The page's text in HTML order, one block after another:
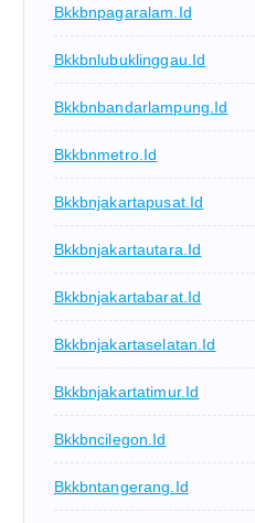
Bkkbnpagaralam.id
Bkkbnlubuklinggau.id
Bkkbnbandarlampung.id
Bkkbnmetro.id
Bkkbnjakartapusat.id
Bkkbnjakartautara.id
Bkkbnjakartabarat.id
Bkkbnjakartaselatan.id
Bkkbnjakartatimur.id
Bkkbncilegon.id
Bkkbntangerang.id